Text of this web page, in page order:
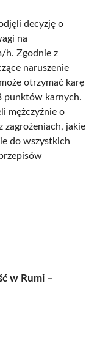
decyzję o
na
h. Zgodnie z
naruszenie
otrzymać karę
punktów karnych.
mężczyźnie o
zagrożeniach, jakie
do wszystkich
w Rumi –